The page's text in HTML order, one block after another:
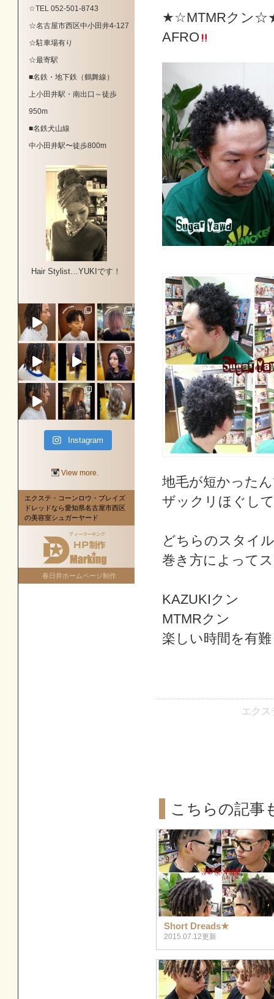
★☆MTMRクン
AFRO
地毛が短かった
ザックリほぐし
どちらのスタイ
巻き方によって
KAZUKIクン
MTMRクン
楽しい時間を有
エク
こちらの記事
Short Dreads★
2015.07.12更新
☆TEL 052-501-8743
☆名古屋市西区中小田井4-127
☆駐車場有り
☆最寄駅
■名鉄・地下鉄（鶴舞線）
上小田井駅・南出口～徒歩
950m
■名鉄犬山線
中小田井駅〜徒歩800m
Hair Stylist…YUKIです！
Instagram
View more.
エクステ・コーンロウ・ブレイズ
ドレッドなら愛知県名古屋市西区
の美容室シュガーヤード
春日井ホームページ制作